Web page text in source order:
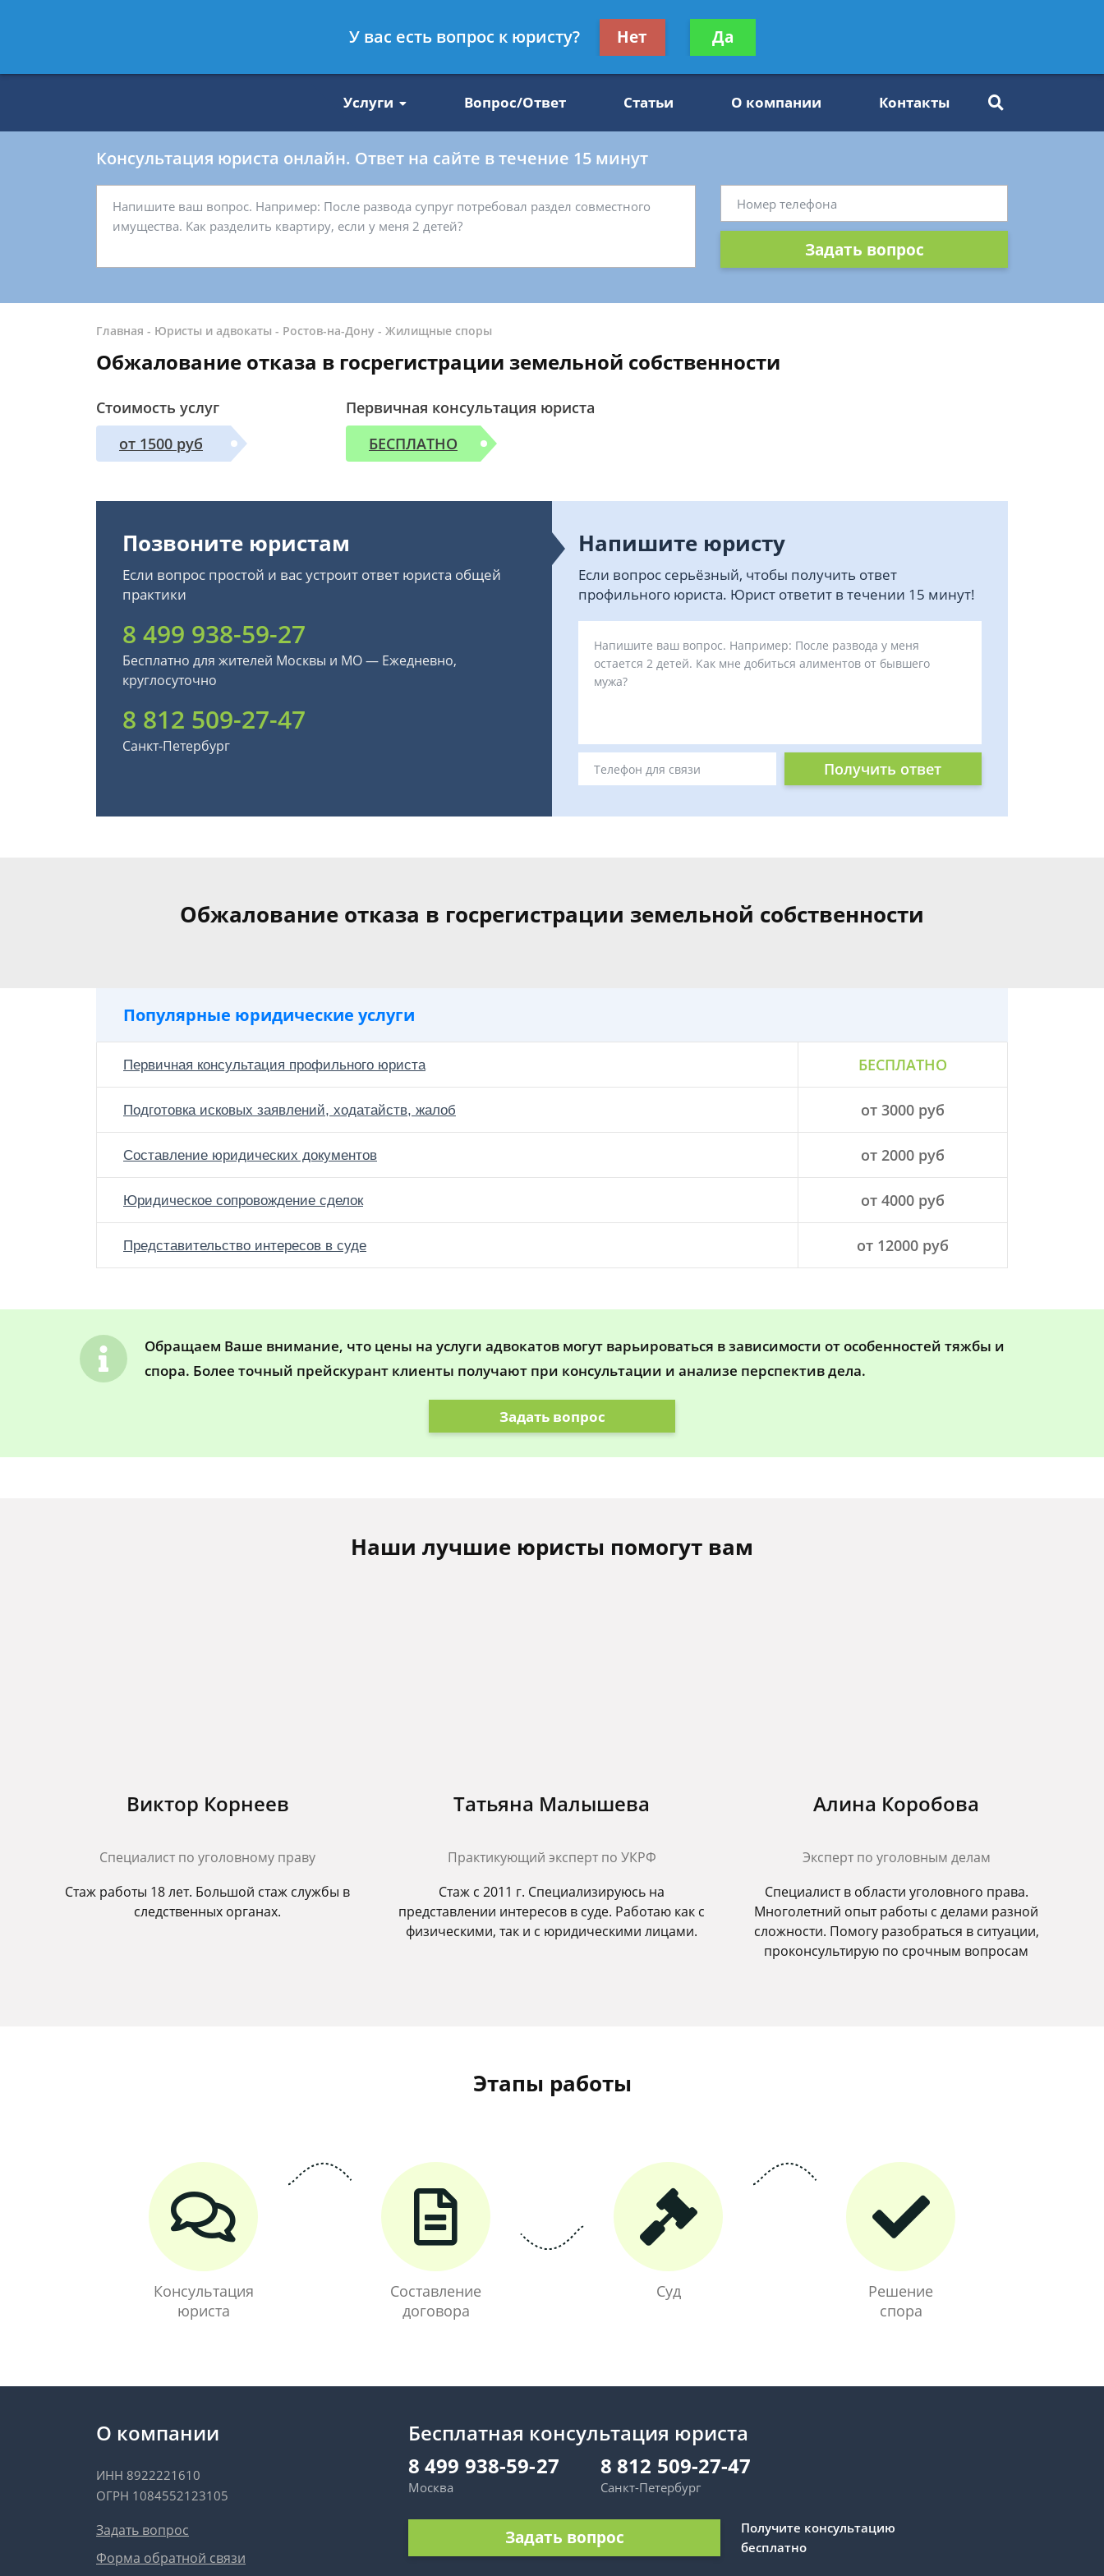
8 812 509-27-47
Получите консультацию
бесплатно
Услуги Вопрос/Ответ Статьи О компании Контакты
Консультация юриста онлайн. Ответ на сайте в течение 15 минут
Задать вопрос
Главная - Юристы и адвокаты - Ростов-на-Дону - Жилищные споры
Обжалование отказа в госрегистрации земельной собственности
Стоимость услуг
от 1500 руб
Первичная консультация юриста
БЕСПЛАТНО
Позвоните юристам
Если вопрос простой и вас устроит ответ юриста общей
практики
8 499 938-59-27
Бесплатно для жителей Москвы и МО — Ежедневно,
круглосуточно
8 812 509-27-47
Санкт-Петербург
Напишите юристу
Если вопрос серьёзный, чтобы получить ответ
профильного юриста. Юрист ответит в течении 15 минут!
Получить ответ
Обжалование отказа в госрегистрации земельной собственности
Популярные юридические услуги
Первичная консультация профильного юриста БЕСПЛАТНО
Подготовка исковых заявлений, ходатайств, жалоб от 3000 руб
Составление юридических документов от 2000 руб
Юридическое сопровождение сделок от 4000 руб
Представительство интересов в суде от 12000 руб
Обращаем Ваше внимание, что цены на услуги адвокатов могут варьироваться в зависимости от особенностей тяжбы и
спора. Более точный прейскурант клиенты получают при консультации и анализе перспектив дела.
Задать вопрос
Наши лучшие юристы помогут вам
Виктор Корнеев
Cпециалист по уголовному праву
Стаж работы 18 лет. Большой стаж службы в
следственных органах.
Татьяна Малышева
Практикующий эксперт по УКРФ
Стаж с 2011 г. Специализируюсь на
представлении интересов в суде. Работаю как с
физическими, так и с юридическими лицами.
Алина Коробова
Эксперт по уголовным делам
Специалист в области уголовного права.
Многолетний опыт работы с делами разной
сложности. Помогу разобраться в ситуации,
проконсультирую по срочным вопросам
Этапы работы
Консультация
юриста
Составление
договора
Суд
Решение
спора
О компании
ИНН 8922221610
ОГРН 1084552123105
Задать вопрос
Форма обратной связи
Бесплатная консультация юриста
8 499 938-59-27
Москва
8 812 509-27-47
Санкт-Петербург
Задать вопрос
Получите консультацию
бесплатно
У вас есть вопрос к юристу? Нет Да